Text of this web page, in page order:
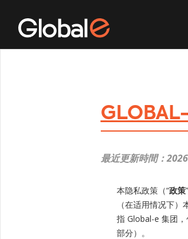
最近更新時間：
本隐私政策（“政策
（在适用情况下
指 Global-e 集团，
部分）。